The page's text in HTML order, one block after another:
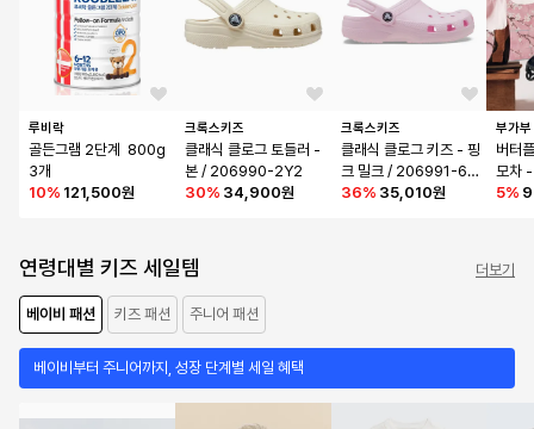
루비락
골든그램 2단계  800g
3개
10% 121,500원
크록스키즈
클래식 클로그 토들러 -
본 / 206990-2Y2
30% 34,900원
크록스키즈
클래식 클로그 키즈 - 핑
크 밀크 / 206991-6Z
W
36% 35,010원
부가부
버터
모차
5%
연령대별 키즈 세일템 더보기
베이비 패션 키즈 패션 주니어 패션
베이비부터 주니어까지, 성장 단계별 세일 혜택